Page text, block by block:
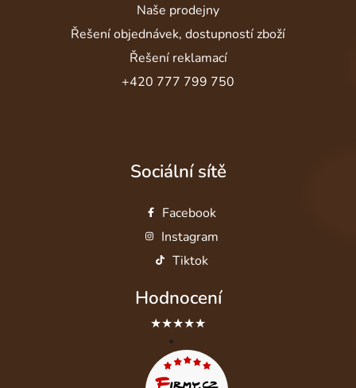
Naše prodejny
Řešení objednávek, dostupností zboží
Řešení reklamací
+420 777 799 750
Sociální sítě
Facebook
Instagram
Tiktok
Hodnocení
★★★★★